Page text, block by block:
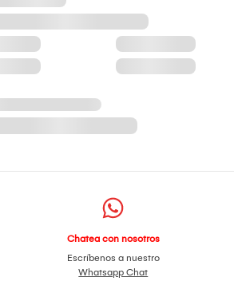
Chatea con nosotros
Escríbenos a nuestro
Whatsapp Chat